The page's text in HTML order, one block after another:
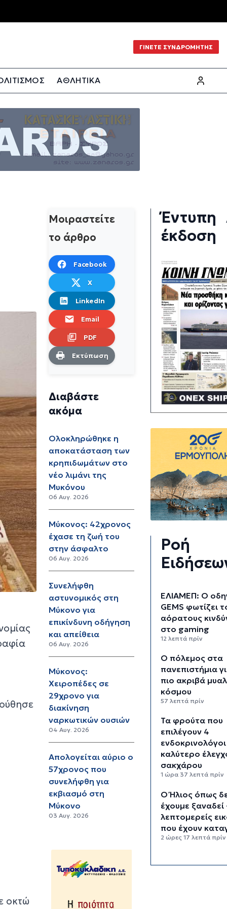
ΓΙΝΕΤΕ ΣΥΝΔΡΟΜΗΤΗΣ
ΑΘΛΗΤΙΚΑ
οκτώ
Μοιραστείτε
το άρθρο
Facebook
X
LinkedIn
Email
PDF
Εκτύπωση
Διαβάστε
ακόμα
Ολοκληρώθηκε η
αποκατάσταση των
κρηπιδωμάτων στο
νέο λιμάνι της
Μυκόνου
06 Αυγ. 2026
Μύκονος: 42χρονος
έχασε τη ζωή του
στην άσφαλτο
06 Αυγ. 2026
Συνελήφθη
αστυνομικός στη
Μύκονο για
επικίνδυνη οδήγηση
και απείθεια
06 Αυγ. 2026
Μύκονος:
Χειροπέδες σε
29χρονο για
διακίνηση
ναρκωτικών ουσιών
04 Αυγ. 2026
Απολογείται αύριο ο
57χρονος που
συνελήφθη για
εκβιασμό στη
Μύκονο
03 Αυγ. 2026
Έντυπη
έκδοση
Ροή
ΕΛΙΑΜΕΠ: Ο
GEMS φωτίζει
αόρατους
στο gaming
12 λεπτά πρίν
Ο πόλεμος στα
πανεπιστήμια
πιο ακριβά
κόσμου
57 λεπτά πρίν
Τα φρούτα που
επιλέγουν 4
ενδοκρινολόγοι
καλύτερο
σακχάρου
1 ώρα 37 λεπτά πρίν
Ο Ήλιος όπως
έχουμε ξαναδεί
λεπτομερείς
που έχουν
2 ώρες 17 λεπτά πρίν
και προσωπική